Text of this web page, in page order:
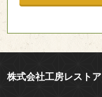
株式会社工房レストア